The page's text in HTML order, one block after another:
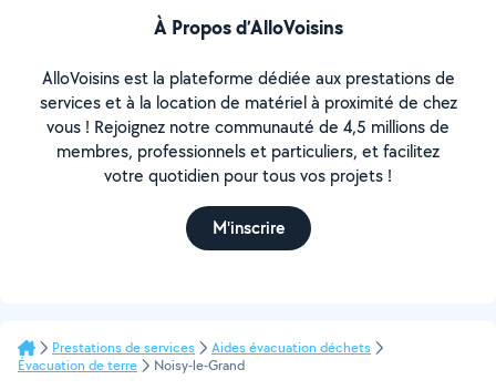
À Propos d’AlloVoisins
AlloVoisins est la plateforme dédiée aux prestations de
services et à la location de matériel à proximité de chez
vous ! Rejoignez notre communauté de 4,5 millions de
membres, professionnels et particuliers, et facilitez
votre quotidien pour tous vos projets !
M'inscrire
Prestations de services
Aides évacuation déchets
Évacuation de terre
Noisy-le-Grand